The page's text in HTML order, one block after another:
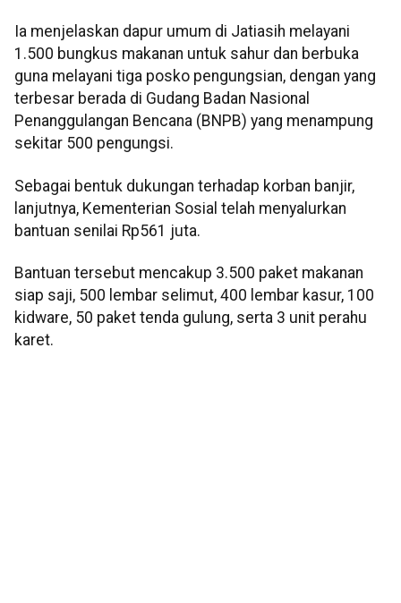
Ia menjelaskan dapur umum di Jatiasih melayani
1.500 bungkus makanan untuk sahur dan berbuka
guna melayani tiga posko pengungsian, dengan yang
terbesar berada di Gudang Badan Nasional
Penanggulangan Bencana (BNPB) yang menampung
sekitar 500 pengungsi.
Sebagai bentuk dukungan terhadap korban banjir,
lanjutnya, Kementerian Sosial telah menyalurkan
bantuan senilai Rp561 juta.
Bantuan tersebut mencakup 3.500 paket makanan
siap saji, 500 lembar selimut, 400 lembar kasur, 100
kidware, 50 paket tenda gulung, serta 3 unit perahu
karet.